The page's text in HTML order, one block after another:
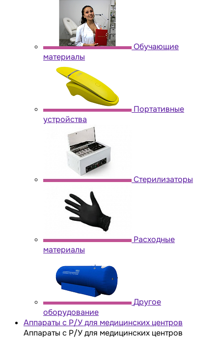
Обучающие
материалы
Портативные
устройства
Стерилизаторы
Расходные
материалы
Другое
оборудование
Аппараты с Р/У для медицинских центров
Аппараты с Р/У для медицинских центров